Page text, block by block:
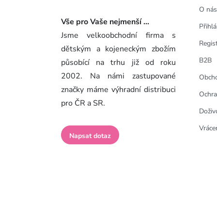
Vše pro Vaše nejmenší ...
Jsme velkoobchodní firma s
dětským a kojeneckým zbožím
působící na trhu již od roku
2002. Na námi zastupované
značky máme výhradní distribuci
pro ČR a SR.
Napsat dotaz
O nás
B2B